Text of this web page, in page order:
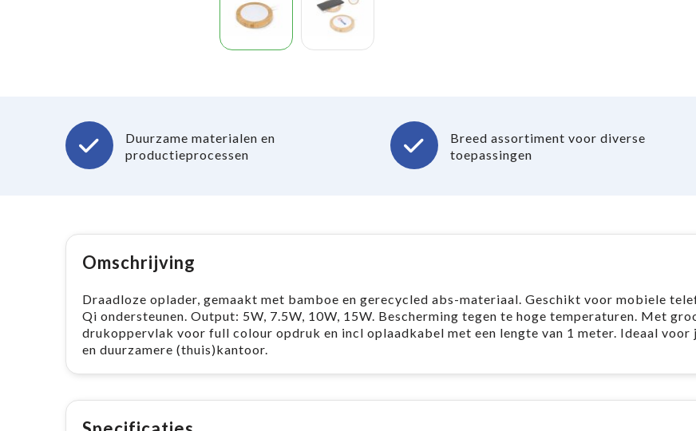
Duurzame materialen en
productieprocessen
Breed assortiment voor diverse
toepassingen
Omschrijving
Draadloze oplader, gemaakt met bamboe en gerecycled abs-materiaal. Geschikt voor mobiele
Qi ondersteunen. Output: 5W, 7.5W, 10W, 15W. Bescherming tegen te hoge temperaturen. Met
drukoppervlak voor full colour opdruk en incl oplaadkabel met een lengte van 1 meter. Ideaal voor
en duurzamere (thuis)kantoor.